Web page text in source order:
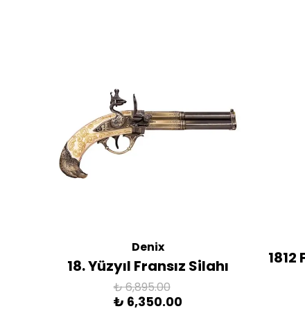
Denix
18. Yüzyıl Fransız Silahı
₺ 6,895.00
₺ 6,350.00